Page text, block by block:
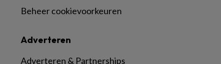
Adverteren
Adverteren & Partnerships
Beheer cookievoorkeuren